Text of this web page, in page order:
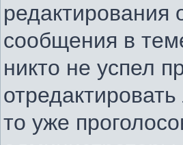
редактирования
сообщения в
никто не успел
то уже